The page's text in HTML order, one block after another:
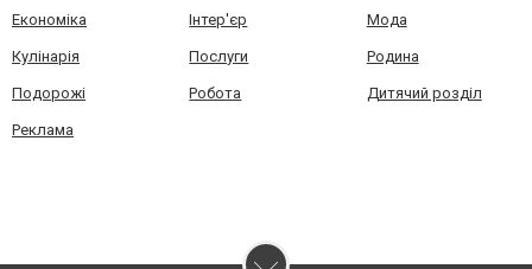
Економіка Інтер'єр Мода
Кулінарія Послуги Родина
Подорожі Робота Дитячий розділ
Реклама